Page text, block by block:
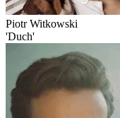
Piotr Witkowski
'Duch'